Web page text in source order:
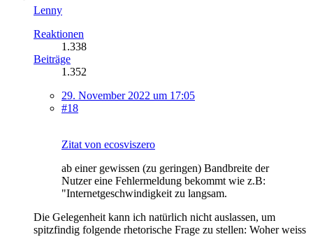
Lenny
Reaktionen
1.338
Beiträge
1.352
29. November 2022 um 17:05
#18
Zitat von ecosviszero
ab einer gewissen (zu geringen) Bandbreite der
Nutzer eine Fehlermeldung bekommt wie z.B:
"Internetgeschwindigkeit zu langsam.
Die Gelegenheit kann ich natürlich nicht auslassen, um
spitzfindig folgende rhetorische Frage zu stellen: Woher weiss